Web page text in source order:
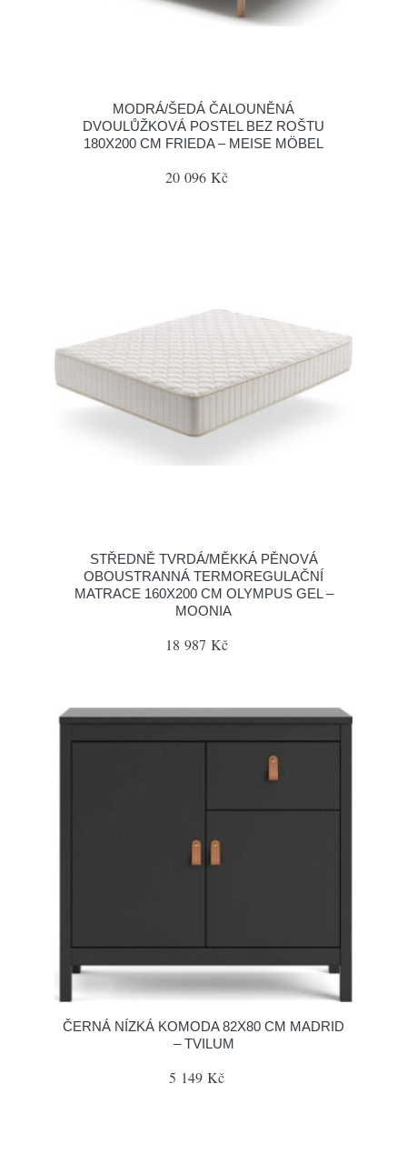
MODRÁ/ŠEDÁ ČALOUNĚNÁ
DVOULŮŽKOVÁ POSTEL BEZ ROŠTU
180X200 CM FRIEDA – MEISE MÖBEL
20 096 Kč
STŘEDNĚ TVRDÁ/MĚKKÁ PĚNOVÁ
OBOUSTRANNÁ TERMOREGULAČNÍ
MATRACE 160X200 CM OLYMPUS GEL –
MOONIA
18 987 Kč
ČERNÁ NÍZKÁ KOMODA 82X80 CM MADRID
– TVILUM
5 149 Kč